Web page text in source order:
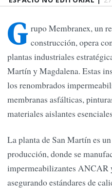
G rupo Membranex, un
construcción, opera
plantas industriales
Martín y Magdalena. Estas
los renombrados
membranas asfálticas,
materiales aislantes
La planta de San Martín es
producción, donde se
impermeabilizantes ANCAR
asegurando estándares de